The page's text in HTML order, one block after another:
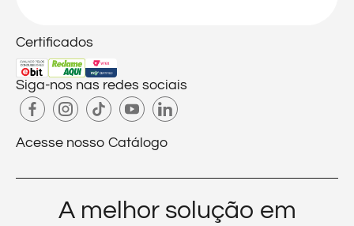
Certificados
Siga-nos nas redes sociais
Acesse nosso Catálogo
A melhor solução em